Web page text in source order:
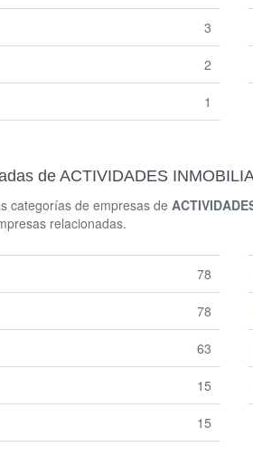
3
2
1
de ACTIVIDADES
categorías de empresas de
relacionadas.
78
78
63
15
15